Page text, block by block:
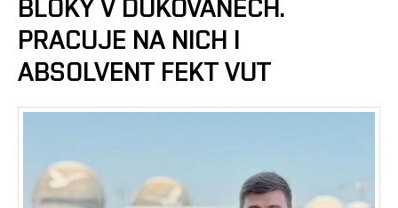
BLOKY V DUKOVANECH.
PRACUJE NA NICH I
ABSOLVENT FEKT VUT